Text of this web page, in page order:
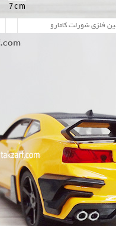
فلزی شورلت کامارو